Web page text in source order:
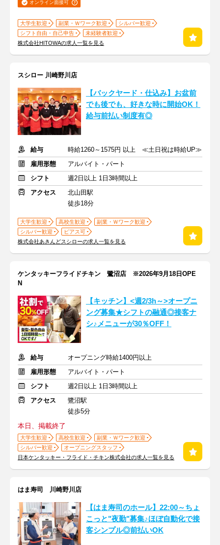
オンライン面接可
大学生歓迎 副業・Ｗワーク歓迎
シルバー歓迎
シフト自由・自己申告
未経験者歓迎
株式会社HITOWAの求人一覧を見る
スシロー 川崎野川店
【バックヤード・仕込み】お盆前
でも後でも、好きな時に開始OK！
給与前払い制度有◎
給与
時給1260～1575円 以上 ≪土日祝は時給UP≫
雇用形態
アルバイト・パート
シフト
週2日以上 1日3時間以上
アクセス
北山田駅
徒歩18分
大学生歓迎 高校生歓迎
副業・Ｗワーク歓迎
シルバー歓迎
ピアス可
株式会社あきんどスシローの求人一覧を見る
ケンタッキーフライドチキン 鷺沼店 ※2026年9月18日OPE
N
【キッチン】<週2/3h～>オープニ
ング募集★シフトの融通◎接客ナ
シ♪メニューが30％OFF！
給与
オープニング時給1400円以上
雇用形態
アルバイト・パート
シフト
週2日以上 1日3時間以上
アクセス
鷺沼駅
徒歩5分
本日、掲載終了
大学生歓迎 高校生歓迎
副業・Ｗワーク歓迎
シルバー歓迎
オープニングスタッフ
日本ケンタッキー・フライド・チキン株式会社の求人一覧を見る
はま寿司 川崎野川店
【はま寿司のホール】22:00～ちょ
こっと"夜勤"募集♪ほぼ自動化で接
客シンプル◎前払いOK